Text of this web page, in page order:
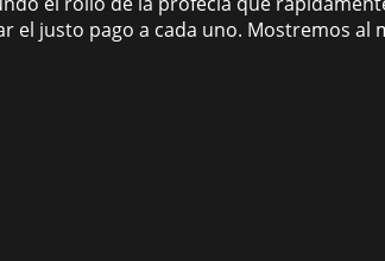
el justo pago a cada uno. Mostremos